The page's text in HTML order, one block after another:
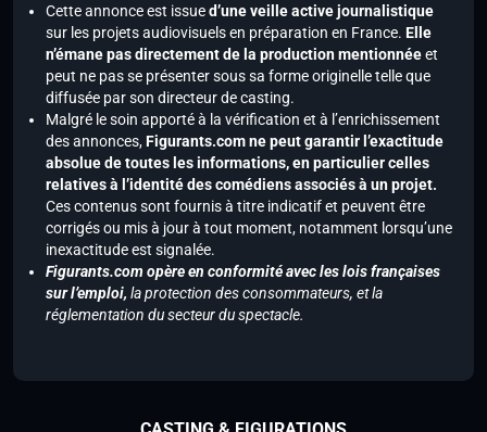
Cette annonce est issued’une veille active journalistique
sur les projets audiovisuels en préparation en France. Elle
n’émane pas directement de la production mentionnéeet
peut ne pas se présenter sous sa forme originelle telle que
diffusée par son directeur de casting.
Malgré le soin apporté à la vérification et à l’enrichissement
des annonces,Figurants.com ne peut garantir l’exactitude
absolue de toutes les informations, en particulier celles
relatives à l’identité des comédiens associés à un projet.
Ces contenus sont fournis à titre indicatif et peuvent être
corrigés ou mis à jour à tout moment, notamment lorsqu’une
inexactitude est signalée.
Figurants.com opère en conformité avec les lois françaises
sur l’emploi, la protection des consommateurs, et la
réglementation du secteur du spectacle.